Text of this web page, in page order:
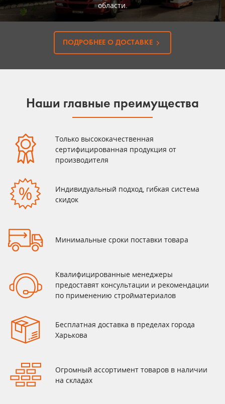
области.
ПОДРОБНЕЕ О ДОСТАВКЕ
Наши главные преимущества
Только высококачественная
сертифицированная продукция от
производителя
Индивидуальный подход, гибкая система
скидок
Минимальные сроки поставки товара
Квалифицированные менеджеры
предоставят консультации и рекомендации
по применению стройматериалов
Бесплатная доставка в пределах города
Харькова
Огромный ассортимент товаров в наличии
на складах